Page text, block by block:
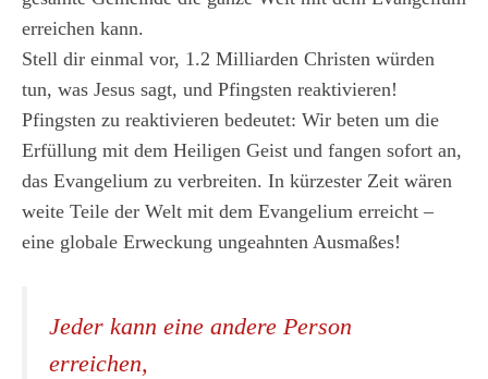
erreichen kann.
Stell dir einmal vor, 1.2 Milliarden Christen würden
tun, was Jesus sagt, und Pfingsten reaktivieren!
Pfingsten zu reaktivieren bedeutet: Wir beten um die
Erfüllung mit dem Heiligen Geist und fangen sofort an,
das Evangelium zu verbreiten. In kürzester Zeit wären
weite Teile der Welt mit dem Evangelium erreicht –
eine globale Erweckung ungeahnten Ausmaßes!
Jeder kann eine andere Person
erreichen,